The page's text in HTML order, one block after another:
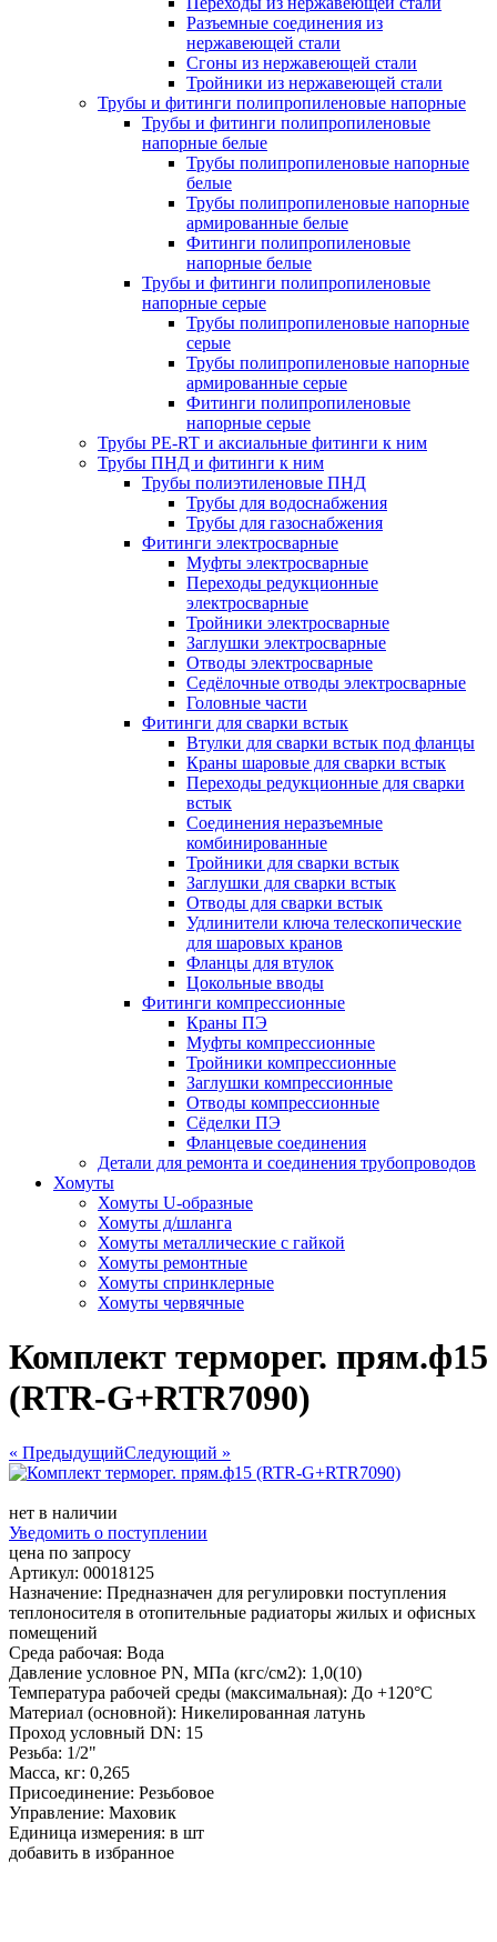
Разъемные соединения из
нержавеющей стали
Сгоны из нержавеющей стали
Тройники из нержавеющей стали
Трубы и фитинги полипропиленовые напорные
Трубы и фитинги полипропиленовые
напорные белые
Трубы полипропиленовые напорные
белые
Трубы полипропиленовые напорные
армированные белые
Фитинги полипропиленовые
напорные белые
Трубы и фитинги полипропиленовые
напорные серые
Трубы полипропиленовые напорные
серые
Трубы полипропиленовые напорные
армированные серые
Фитинги полипропиленовые
напорные серые
Трубы PE-RT и аксиальные фитинги к ним
Трубы ПНД и фитинги к ним
Трубы полиэтиленовые ПНД
Трубы для водоснабжения
Трубы для газоснабжения
Фитинги электросварные
Муфты электросварные
Переходы редукционные
электросварные
Тройники электросварные
Заглушки электросварные
Отводы электросварные
Седёлочные отводы электросварные
Головные части
Фитинги для сварки встык
Втулки для сварки встык под фланцы
Краны шаровые для сварки встык
Переходы редукционные для сварки
встык
Соединения неразъемные
комбинированные
Тройники для сварки встык
Заглушки для сварки встык
Отводы для сварки встык
Удлинители ключа телескопические
для шаровых кранов
Фланцы для втулок
Цокольные вводы
Фитинги компрессионные
Краны ПЭ
Муфты компрессионные
Тройники компрессионные
Заглушки компрессионные
Отводы компрессионные
Сёделки ПЭ
Фланцевые соединения
Детали для ремонта и соединения трубопроводов
Хомуты
Хомуты U-образные
Хомуты д/шланга
Хомуты металлические с гайкой
Хомуты ремонтные
Хомуты спринклерные
Хомуты червячные
Комплект терморег. прям.ф15
(RTR-G+RTR7090)
« ПредыдущийСледующий »
нет в наличии
Уведомить о поступлении
цена по запросу
Артикул: 00018125
Назначение: Предназначен для регулировки поступления
теплоносителя в отопительные радиаторы жилых и офисных
помещений
Среда рабочая: Вода
Давление условное PN, МПа (кгс/см2): 1,0(10)
Температура рабочей среды (максимальная): До +120°С
Материал (основной): Никелированная латунь
Проход условный DN: 15
Резьба: 1/2"
Масса, кг: 0,265
Присоединение: Резьбовое
Управление: Маховик
Единица измерения: в шт
добавить в избранное